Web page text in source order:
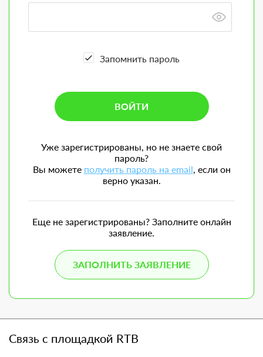
Запомнить пароль
Уже зарегистрированы, но не знаете свой
пароль?
Вы можете получить пароль на email, если он
верно указан.
Еще не зарегистрированы? Заполните онлайн
заявление.
ЗАПОЛНИТЬ ЗАЯВЛЕНИЕ
Связь с площадкой RTB